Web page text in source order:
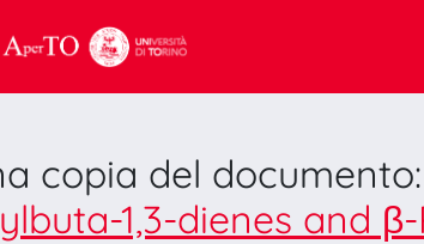
copia del documento:
1,3-dienes and